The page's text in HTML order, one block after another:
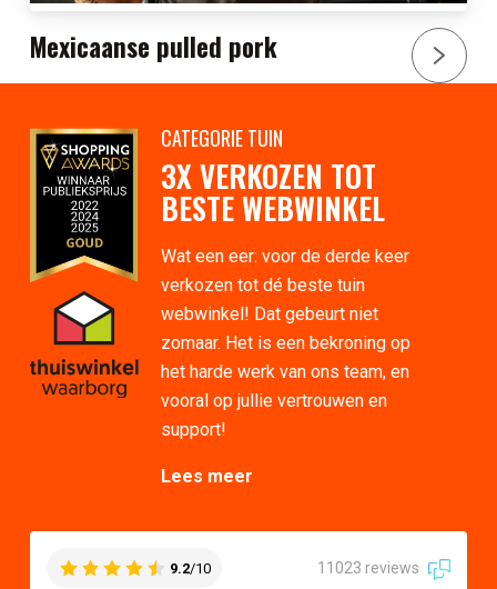
Mexicaanse pulled pork
CATEGORIE TUIN
3X VERKOZEN TOT
BESTE WEBWINKEL
Wat een eer: voor de derde keer
verkozen tot dé beste tuin
webwinkel! Dat gebeurt niet
zomaar. Het is een bekroning op
het harde werk van ons team, en
vooral op jullie vertrouwen en
support!
Lees meer
9.2/10 11023 reviews